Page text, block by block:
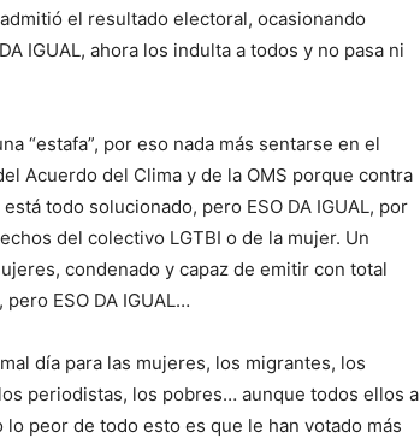
el resultado electoral, ocasionando
IGUAL, ahora los indulta a todos y no pasa ni
“estafa”, por eso nada más sentarse en el
Acuerdo del Clima y de la OMS porque contra
todo solucionado, pero ESO DA IGUAL, por
del colectivo LGTBI o de la mujer. Un
condenado y capaz de emitir con total
ESO DA IGUAL…
día para las mujeres, los migrantes, los
periodistas, los pobres… aunque todos ellos a
peor de todo esto es que le han votado más